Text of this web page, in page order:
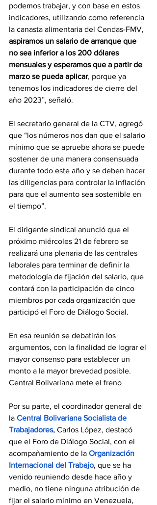
podemos trabajar, y con base en estos
indicadores, utilizando como referencia
la canasta alimentaria del Cendas-FMV,
aspiramos un salario de arranque que
no sea inferior a los 200 dólares
mensuales y esperamos que a partir de
marzo se pueda aplicar, porque ya
tenemos los indicadores de cierre del
año 2023”, señaló.
El secretario general de la CTV, agregó
que “los números nos dan que el salario
mínimo que se apruebe ahora se puede
sostener de una manera consensuada
durante todo este año y se deben hacer
las diligencias para controlar la inflación
para que el aumento sea sostenible en
el tiempo”.
El dirigente sindical anunció que el
próximo miércoles 21 de febrero se
realizará una plenaria de las centrales
laborales para terminar de definir la
metodología de fijación del salario, que
contará con la participación de cinco
miembros por cada organización que
participó el Foro de Diálogo Social.
En esa reunión se debatirán los
argumentos, con la finalidad de lograr el
mayor consenso para establecer un
monto a la mayor brevedad posible.
Central Bolivariana mete el freno
Por su parte, el coordinador general de
la Central Bolivariana Socialista de
Trabajadores, Carlos López, destacó
que el Foro de Diálogo Social, con el
acompañamiento de la Organización
Internacional del Trabajo, que se ha
venido reuniendo desde hace año y
medio, no tiene ninguna atribución de
fijar el salario mínimo en Venezuela,